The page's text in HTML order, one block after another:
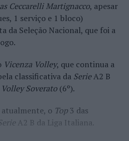
Ceccarelli Martignacco, apesar
1 serviço e 1 bloco)
da Seleção Nacional, que foi a
Vicenza Volley, que continua a
classificativa da SerieA2 B
Volley Soverato(6º).
o Top3 das
A2 B da Liga Italiana.